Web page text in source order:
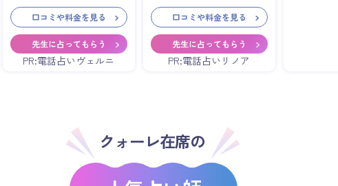
口コミや料金を見る
先生に占ってもらう
PR:電話占いヴェルニ
口コミや料金を見る
先生に占ってもらう
PR:電話占いリノア
クォーレ在席の